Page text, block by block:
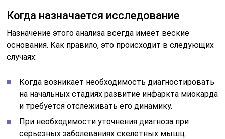
Когда назначается исследование
Назначение этого анализа всегда имеет веские
основания. Как правило, это происходит в следующих
случаях:
Когда возникает необходимость диагностировать
на начальных стадиях развитие инфаркта миокарда
и требуется отслеживать его динамику.
При необходимости уточнения диагноза при
серьезных заболеваниях скелетных мышц.